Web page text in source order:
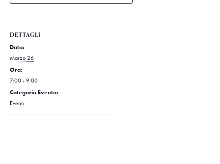
DETTAGLI
Data:
Marzo 26
Ora:
7:00 - 9:00
Categoria Evento:
Eventi